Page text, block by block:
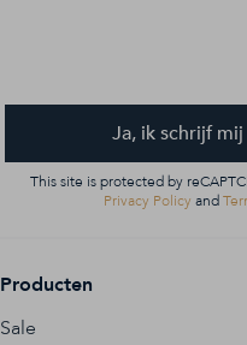
Ja, ik schrijf mij
This site is protected by
Privacy Policy and
Producten
Sale